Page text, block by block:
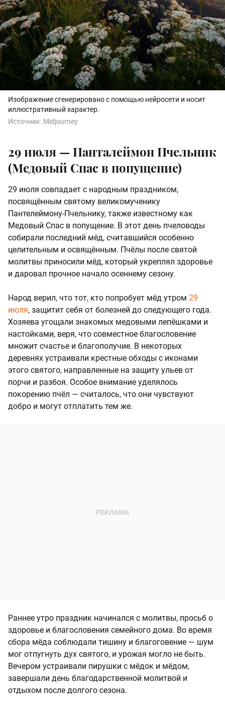
Изображение сгенерировано с помощью нейросети и носит
иллюстративный характер.
Источник: Midjourney
29 июля — Панталеймон Пчельник
(Медовый Спас в попущение)
29 июля совпадает с народным праздником,
посвящённым святому великомученику
Пантелеймону-Пчельнику, также известному как
Медовый Спас в попущение. В этот день пчеловоды
собирали последний мёд, считавшийся особенно
целительным и освящённым. Пчёлы после святой
молитвы приносили мёд, который укреплял здоровье
и даровал прочное начало осеннему сезону.
Народ верил, что тот, кто попробует мёд утром 29
июля, защитит себя от болезней до следующего года.
Хозяева угощали знакомых медовыми лепёшками и
настойками, веря, что совместное благословение
множит счастье и благополучие. В некоторых
деревнях устраивали крестные обходы с иконами
этого святого, направленные на защиту ульев от
порчи и разбоя. Особое внимание уделялось
покорению пчёл — считалось, что они чувствуют
добро и могут отплатить тем же.
Раннее утро праздник начинался с молитвы, просьб о
здоровье и благословения семейного дома. Во время
сбора мёда соблюдали тишину и благоговение — шум
мог отпугнуть дух святого, и урожая могло не быть.
Вечером устраивали пирушки с мёдок и мёдом,
завершали день благодарственной молитвой и
отдыхом после долгого сезона.